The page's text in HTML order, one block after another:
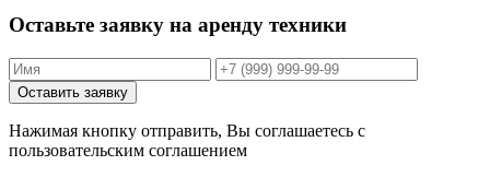
Оставьте заявку на аренду техники
Оставить заявку
Нажимая кнопку отправить, Вы соглашаетесь с
пользовательским соглашением